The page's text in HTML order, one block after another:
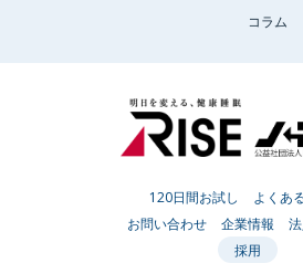
コラム
120日間お試し
よくあ
お問い合わせ
企業情報
採用